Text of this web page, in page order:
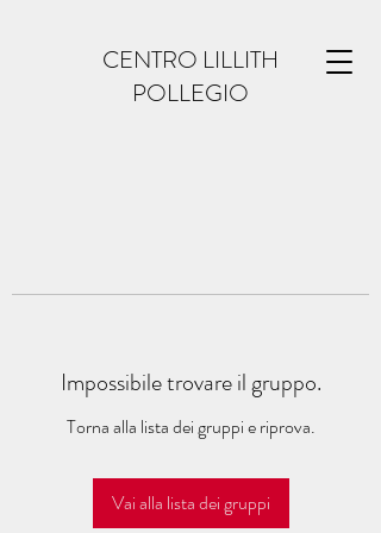
CENTRO LILLITH
POLLEGIO
Impossibile trovare il gruppo.
Torna alla lista dei gruppi e riprova.
Vai alla lista dei gruppi